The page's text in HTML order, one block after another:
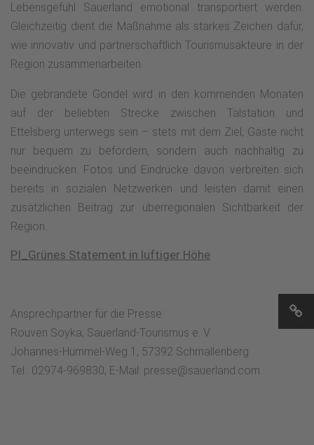
Lebensgefühl Sauerland emotional transportiert werden.
Gleichzeitig dient die Maßnahme als starkes Zeichen dafür,
wie innovativ und partnerschaftlich Tourismusakteure in der
Region zusammenarbeiten.
Die gebrandete Gondel wird in den kommenden Monaten
auf der beliebten Strecke zwischen Talstation und
Ettelsberg unterwegs sein – stets mit dem Ziel, Gäste nicht
nur bequem zu befördern, sondern auch nachhaltig zu
beeindrucken. Fotos und Eindrücke davon verbreiten sich
bereits in sozialen Netzwerken und leisten damit einen
zusätzlichen Beitrag zur überregionalen Sichtbarkeit der
Region.
PI_Grünes Statement in luftiger Höhe
Ansprechpartner für die Presse:
Rouven Soyka, Sauerland-Tourismus e. V.
Johannes-Hummel-Weg 1, 57392 Schmallenberg
Tel.: 02974-969830, E-Mail: presse@sauerland.com